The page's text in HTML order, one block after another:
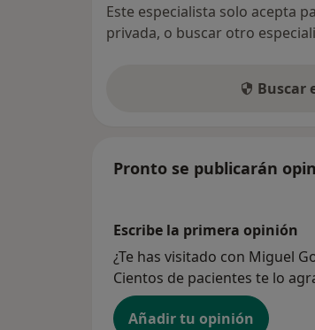
Este especialista solo acepta
privada, o buscar otro
Buscar
Pronto se publicarán
Escribe la primera opinión
¿Te has visitado con Miguel
Cientos de pacientes te lo
Añadir tu opinión